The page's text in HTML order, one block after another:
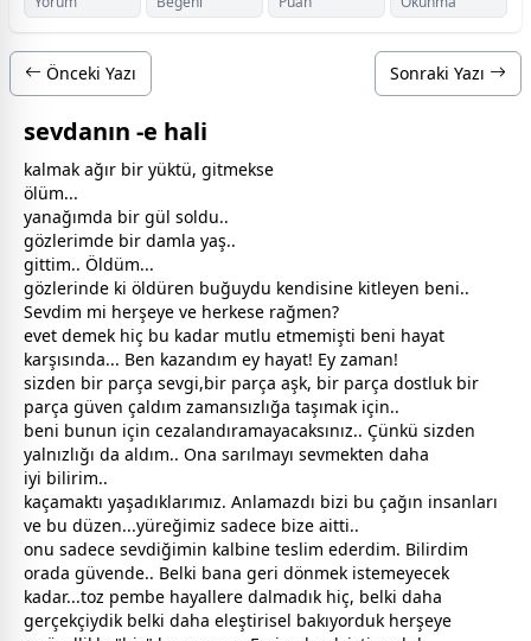
Önceki Yazı Sonraki Yazı
sevdanın -e hali
kalmak ağır bir yüktü, gitmekse
ölüm...
yanağımda bir gül soldu..
gözlerimde bir damla yaş..
gittim.. Öldüm...
gözlerinde ki öldüren buğuydu kendisine kitleyen beni..
Sevdim mi herşeye ve herkese rağmen?
evet demek hiç bu kadar mutlu etmemişti beni hayat
karşısında... Ben kazandım ey hayat! Ey zaman!
sizden bir parça sevgi,bir parça aşk, bir parça dostluk bir
parça güven çaldım zamansızlığa taşımak için..
beni bunun için cezalandıramayacaksınız.. Çünkü sizden
yalnızlığı da aldım.. Ona sarılmayı sevmekten daha
iyi bilirim..
kaçamaktı yaşadıklarımız. Anlamazdı bizi bu çağın insanları
ve bu düzen...yüreğimiz sadece bize aitti..
onu sadece sevdiğimin kalbine teslim ederdim. Bilirdim
orada güvende.. Belki bana geri dönmek istemeyecek
kadar...toz pembe hayallere dalmadık hiç, belki daha
gerçekçiydik belki daha eleştirisel bakıyorduk herşeye